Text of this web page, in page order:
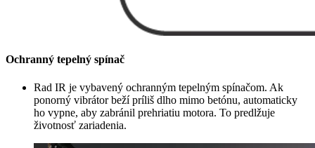
Ochranný tepelný spínač
Rad IR je vybavený ochranným tepelným spínačom. Ak
ponorný vibrátor beží príliš dlho mimo betónu, automaticky
ho vypne, aby zabránil prehriatiu motora. To predlžuje
životnosť zariadenia.